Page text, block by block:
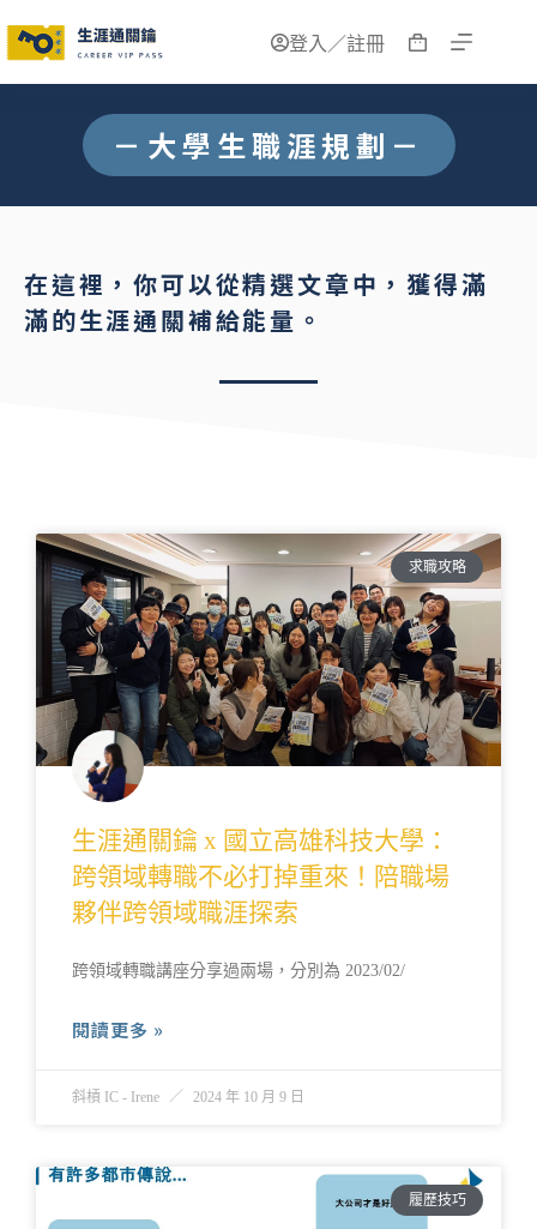
登入／註冊
－大學生職涯規劃－
在這裡，你可以從精選文章中，獲得滿
滿的生涯通關補給能量。
求職攻略
生涯通關鑰 x 國立高雄科技大學：
跨領域轉職不必打掉重來！陪職場
夥伴跨領域職涯探索
跨領域轉職講座分享過兩場，分別為 2023/02/
閱讀更多 »
斜槓 IC - Irene 2024 年 10 月 9 日
履歷技巧